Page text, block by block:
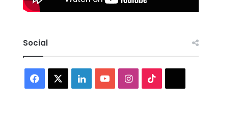
Social
Facebook LinkedInYouTubeInstagram